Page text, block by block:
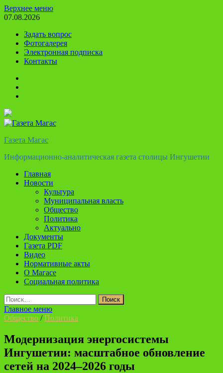
Перейти
к
Верхнее меню
07.08.2026
Задать вопрос
Фотогалерея
Электронная подписка
Контакты
Газета Магас
Информационно-аналитическая газета столицы Ингушетии
Главная
Новости
Культура
Муниципальная власть
Общество
Политика
Актуально
Документы
Газета PDF
Видео
Нормативные акты
О Магасе
Социальная политика
Найти:
Главное меню
Общество /Политика
Модернизация энергосистемы
Ингушетии: масштабное обновление
сетей на 2024–2026 годы